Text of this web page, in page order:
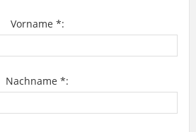
Vorname *:
Nachname *: